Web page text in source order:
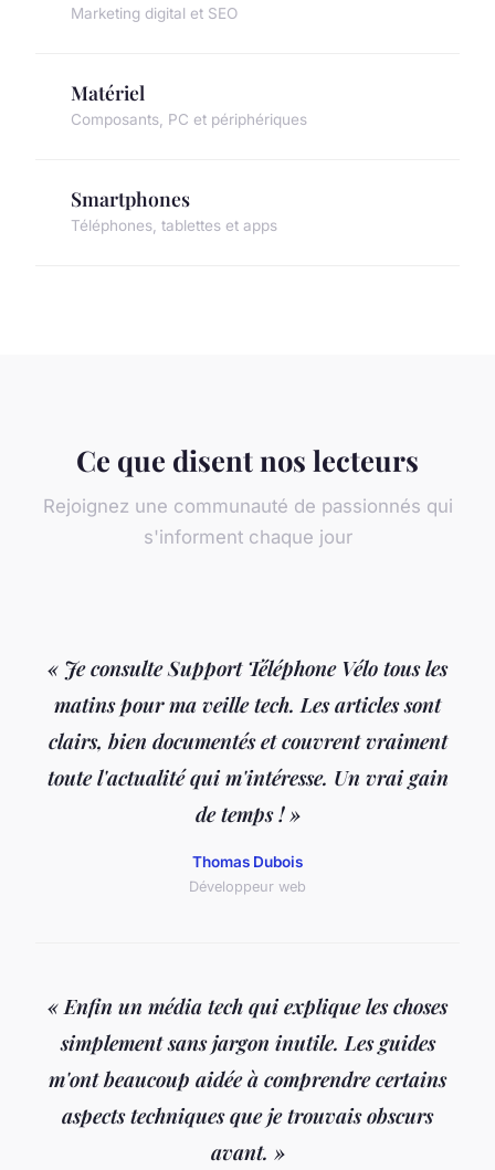
Marketing digital et SEO
Matériel
Composants, PC et périphériques
Smartphones
Téléphones, tablettes et apps
Ce que disent nos lecteurs
Rejoignez une communauté de passionnés qui
s'informent chaque jour
« Je consulte Support Téléphone Vélo tous les
matins pour ma veille tech. Les articles sont
clairs, bien documentés et couvrent vraiment
toute l'actualité qui m'intéresse. Un vrai gain
de temps ! »
Thomas Dubois
Développeur web
« Enfin un média tech qui explique les choses
simplement sans jargon inutile. Les guides
m'ont beaucoup aidée à comprendre certains
aspects techniques que je trouvais obscurs
avant. »